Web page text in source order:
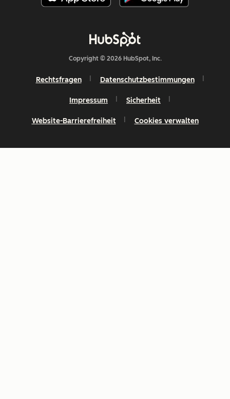
Copyright © 2026 HubSpot, Inc.
Rechtsfragen Datenschutzbestimmungen
Impressum Sicherheit
Website-Barrierefreiheit Cookies verwalten